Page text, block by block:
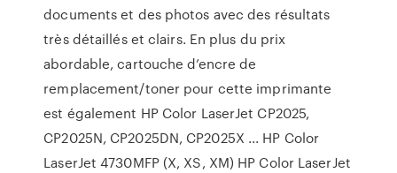
documents et des photos avec des résultats
très détaillés et clairs. En plus du prix
abordable, cartouche d’encre de
remplacement/toner pour cette imprimante
est également HP Color LaserJet CP2025,
CP2025N, CP2025DN, CP2025X ... HP Color
LaserJet 4730MFP (X, XS, XM) HP Color LaserJet